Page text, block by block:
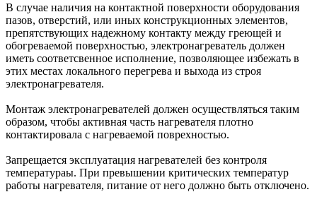
В случае наличия на контактной поверхности оборудования
пазов, отверстий, или иных конструкционных элементов,
препятствующих надежному контакту между греющей и
обогреваемой поверхностью, электронагреватель должен
иметь соответсвенное исполнение, позволяющее избежать в
этих местах локального перегрева и выхода из строя
электронагревателя.
Монтаж электронагревателей должен осуществляться таким
образом, чтобы активная часть нагревателя плотно
контактировала с нагреваемой поврехностью.
Запрещается эксплуатация нагревателей без контроля
температураы. При превышении критических температур
работы нагревателя, питание от него должно быть отключено.